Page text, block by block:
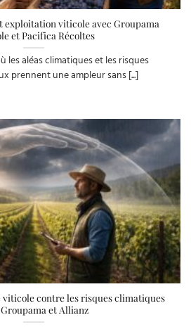
exploitation viticole avec Groupama
et Pacifica Récoltes
les aléas climatiques et les risques
prennent une ampleur sans [...]
viticole contre les risques climatiques
et Allianz